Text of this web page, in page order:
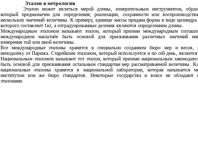
Эталон в метрологии
Эталон может являться мерой длины, измерительным инструментом,
который предназначен для определения, реализации, сохранности или
нескольких значений величины. К примеру, единице массы придана форма в виде цилиндра
которого составляет 1кг, а отградуированные деления являются определением длины.
Международным эталоном называют эталон, который признан международным
международном масштабе быть основой для присваивания различных значений
измерения той или иной величины.
Все международные эталоны хранятся в специально созданном бюро мер и весов,
неподалёку от Парижа. Старейшим эталоном, который используется и по сей день,
Национальным эталоном называют тот эталон, который признан национальным
быть основой для присваивания остальным стандартам мер рассматриваемой величины.
национальные эталоны хранятся в национальной лаборатории, которая называется
институтом или же бюро стандартов. Некоторые государства и вовсе не обладают
эталонами.